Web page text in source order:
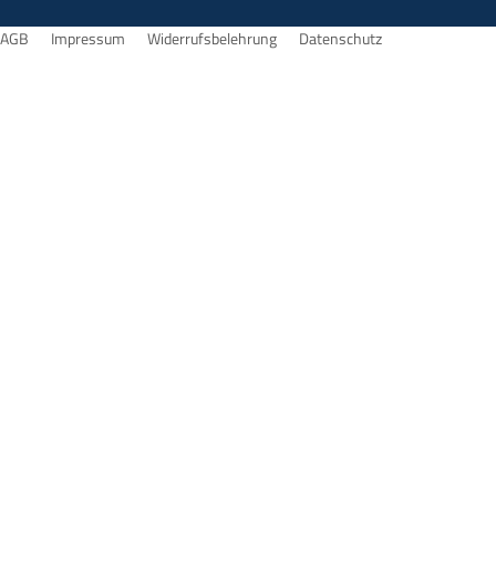
AGB Impressum Widerrufsbelehrung Datenschutz